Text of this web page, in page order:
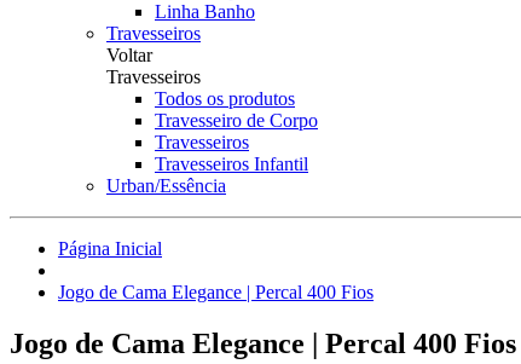
Linha Banho
Travesseiros
Voltar
Travesseiros
Todos os produtos
Travesseiro de Corpo
Travesseiros
Travesseiros Infantil
Urban/Essência
Página Inicial
Jogo de Cama Elegance | Percal 400 Fios
Jogo de Cama Elegance | Percal 400 Fios